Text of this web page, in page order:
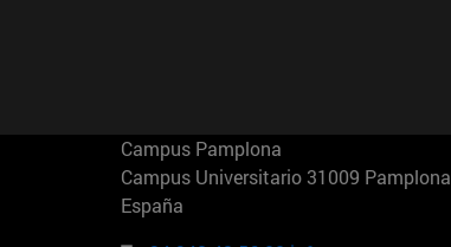
Campus Pamplona
Campus Universitario 31009 Pamplona
España